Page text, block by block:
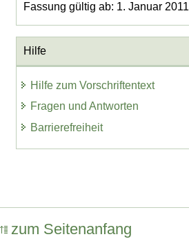
Fassung gültig ab: 1. Januar 2011
Hilfe
Hilfe zum Vorschriftentext
Fragen und Antworten
Barrierefreiheit
zum Seitenanfang